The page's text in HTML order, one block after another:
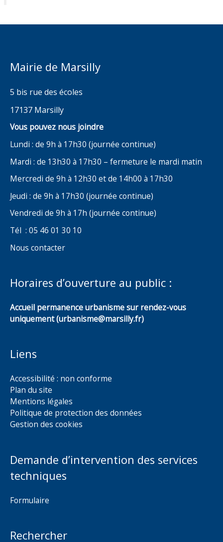
Mairie de Marsilly
5 bis rue des écoles
17137 Marsilly
Vous pouvez nous joindre
Lundi : de 9h à 17h30 (journée continue)
Mardi : de 13h30 à 17h30 – fermeture le mardi matin
Mercredi de 9h à 12h30 et de 14h00 à 17h30
Jeudi : de 9h à 17h30 (journée continue)
Vendredi de 9h à 17h (journée continue)
Tél : 05 46 01 30 10
Nous contacter
Horaires d’ouverture au public :
Accueil permanence urbanisme sur rendez-vous
uniquement (urbanisme@marsilly.fr)
Liens
Accessibilité : non conforme
Plan du site
Mentions légales
Politique de protection des données
Gestion des cookies
Demande d’intervention des services
techniques
Formulaire
Rechercher